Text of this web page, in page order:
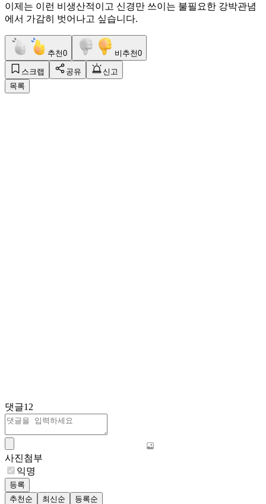
이제는 이런 비생산적이고 신경만 쓰이는 불필요한 강박관념
에서 가감히 벗어나고 싶습니다.
추천0 비추천0
스크랩 공유
신고
목록
댓글12
사진첨부
익명
등록
추천순
최신순 등록순